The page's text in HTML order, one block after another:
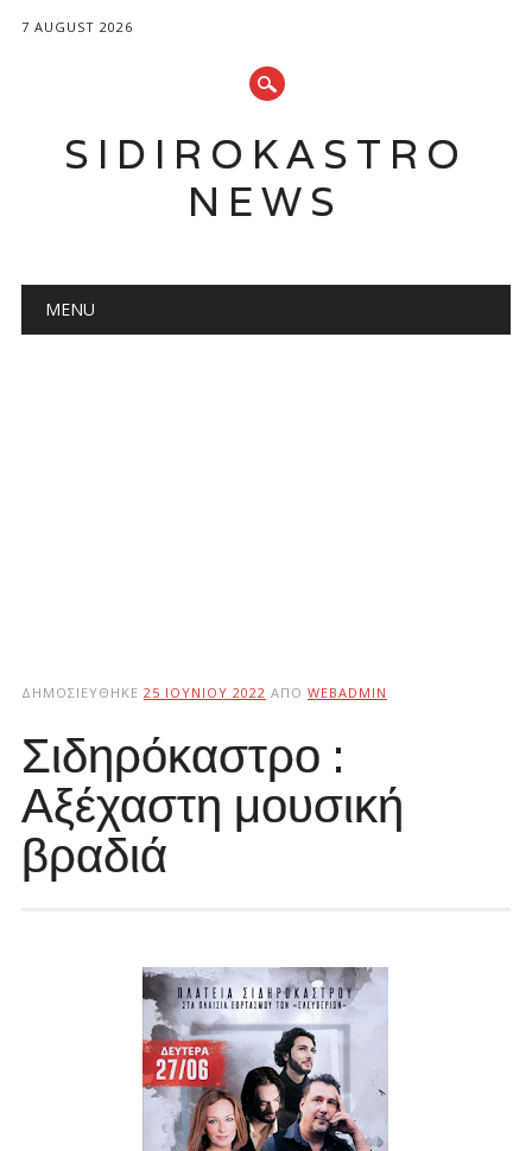
7 AUGUST 2026
SIDIROKASTRO
NEWS
Main menu
MENU
ΔΗΜΟΣΙΕΎΘΗΚΕ 25 ΙΟΥΝΊΟΥ 2022 ΑΠΌ WEBADMIN
Σιδηρόκαστρο :
Αξέχαστη μουσική
βραδιά